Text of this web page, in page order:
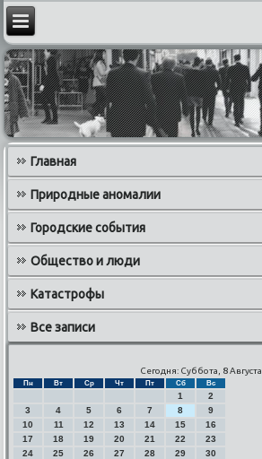
Главная
Природные аномалии
Городские события
Общество и люди
Катастрофы
Все записи
Сегодня: Суббота, 8 Августа
Пн Вт Ср Чт Пт Сб Вс
1
2
3
4 5 6 7 8
9
10
11 12 13 14 15
16
17
18 19 20 21 22
23
24
25 26 27 28 29
30